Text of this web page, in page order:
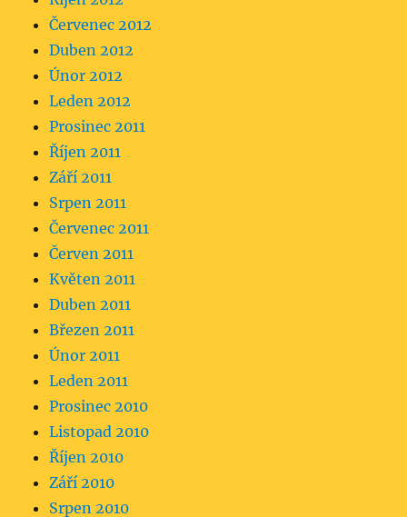
Červenec 2012
Duben 2012
Únor 2012
Leden 2012
Prosinec 2011
Říjen 2011
Září 2011
Srpen 2011
Červenec 2011
Červen 2011
Květen 2011
Duben 2011
Březen 2011
Únor 2011
Leden 2011
Prosinec 2010
Listopad 2010
Říjen 2010
Září 2010
Srpen 2010